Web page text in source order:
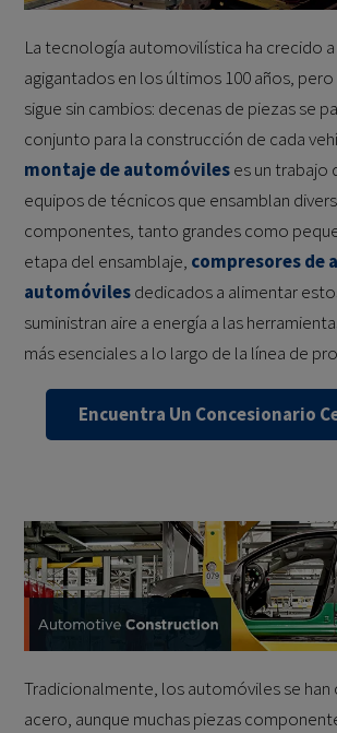
La tecnología automovilística ha crecido
agigantados en los últimos 100 años,
sigue sin cambios: decenas de piezas se
conjunto para la construcción de cada
montaje de automóvileses un trabajo
equipos de técnicos que ensamblan
componentes, tanto grandes como
etapa del ensamblaje, compresores de
automóvilesdedicados a alimentar
suministran aire a energía a las
más esenciales a lo largo de la línea de
Encuentra Un Concesionario
Tradicionalmente, los automóviles se han
acero, aunque muchas piezas